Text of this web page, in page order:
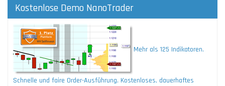
Kostenlose Demo NanoTrader
Mehr als 125 Indikatoren.
Schnelle und faire Order-Ausführung. Kostenloses, dauerhaftes